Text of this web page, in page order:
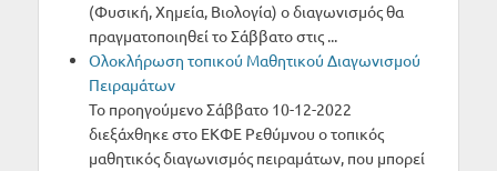
(Φυσική, Χημεία, Βιολογία) ο διαγωνισμός θα
πραγματοποιηθεί το Σάββατο στις ...
Oλοκλήρωση τοπικού Μαθητικού Διαγωνισμού
Πειραμάτων
Το προηγούμενο Σάββατο 10-12-2022
διεξάχθηκε στο ΕΚΦΕ Ρεθύμνου ο τοπικός
μαθητικός διαγωνισμός πειραμάτων, που μπορεί